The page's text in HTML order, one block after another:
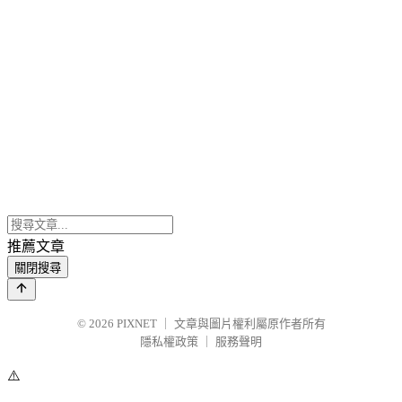
推薦文章
關閉搜尋
© 2026 PIXNET
文章與圖片權利屬原作者所有
隱私權政策
服務聲明
⚠️